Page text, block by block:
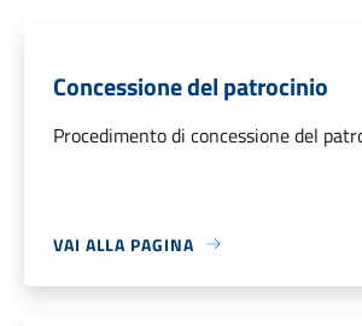
Concessione del patrocinio
Procedimento di concessione del
VAI ALLA PAGINA